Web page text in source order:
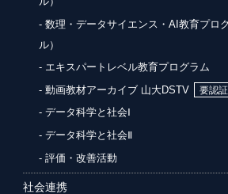
数理・データサイエンス・AI教育プロ
ル）
エキスパートレベル教育プログラム
動画教材アーカイブ 山大DSTV
データ科学と社会Ⅰ
データ科学と社会Ⅱ
評価・改善活動
社会連携